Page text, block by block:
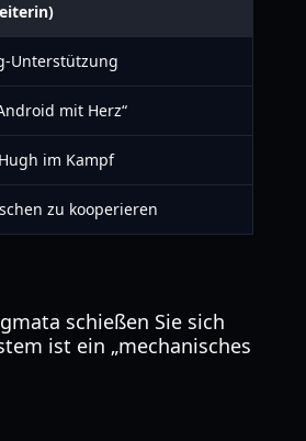
Unterstützung
mit Herz“
im Kampf
zu kooperieren
schießen Sie sich
ist ein „mechanisches